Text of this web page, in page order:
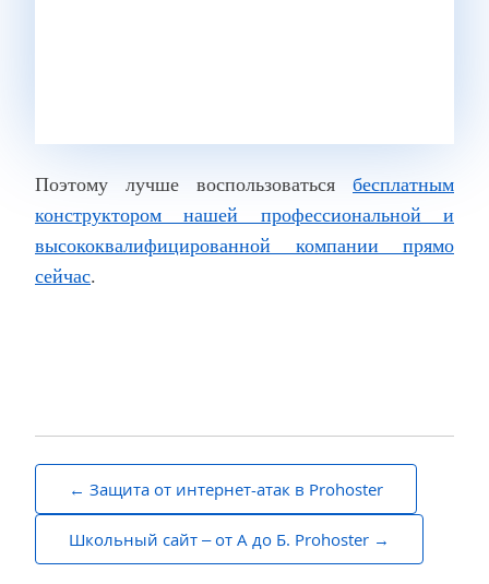
Поэтому лучше воспользоваться бесплатным
конструктором нашей профессиональной и
высококвалифицированной компании прямо
сейчас.
Навигация
по
записям
Защита от интернет-атак в Prohoster
Школьный сайт – от А до Б. Prohoster